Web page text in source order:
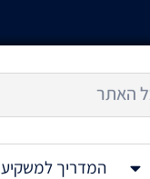
המדריך למשקיע